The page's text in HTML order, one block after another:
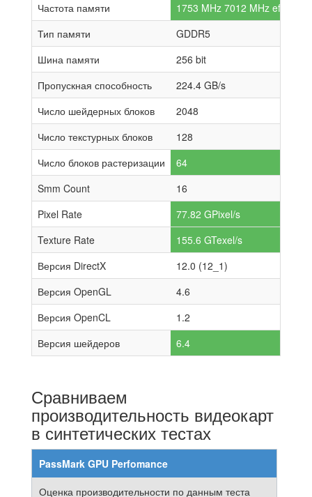
Частота памяти
1753 MHz 7012 MHz effective
Тип памяти
GDDR5
Шина памяти
256 bit
Пропускная способность
224.4 GB/s
Число шейдерных блоков
2048
Число текстурных блоков
128
Число блоков растеризации
64
Smm Count
16
Pixel Rate
77.82 GPixel/s
Texture Rate
155.6 GTexel/s
Версия DirectX
12.0 (12_1)
Версия OpenGL
4.6
Версия OpenCL
1.2
Версия шейдеров
6.4
Сравниваем
производительность видеокарт
в синтетических тестах
PassMark GPU Perfomance
Оценка производительности по данным теста